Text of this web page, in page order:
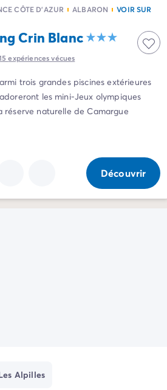
CÔTE D'AZUR ALBARON
VOIR SUR
Crin Blanc
expériences vécues
trois grandes piscines extérieures
les mini-Jeux olympiques
réserve naturelle de Camargue
Découvrir
Alpilles